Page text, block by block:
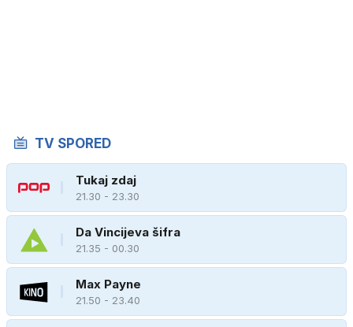
TV SPORED
Tukaj zdaj
21.30 - 23.30
Da Vincijeva šifra
21.35 - 00.30
Max Payne
21.50 - 23.40